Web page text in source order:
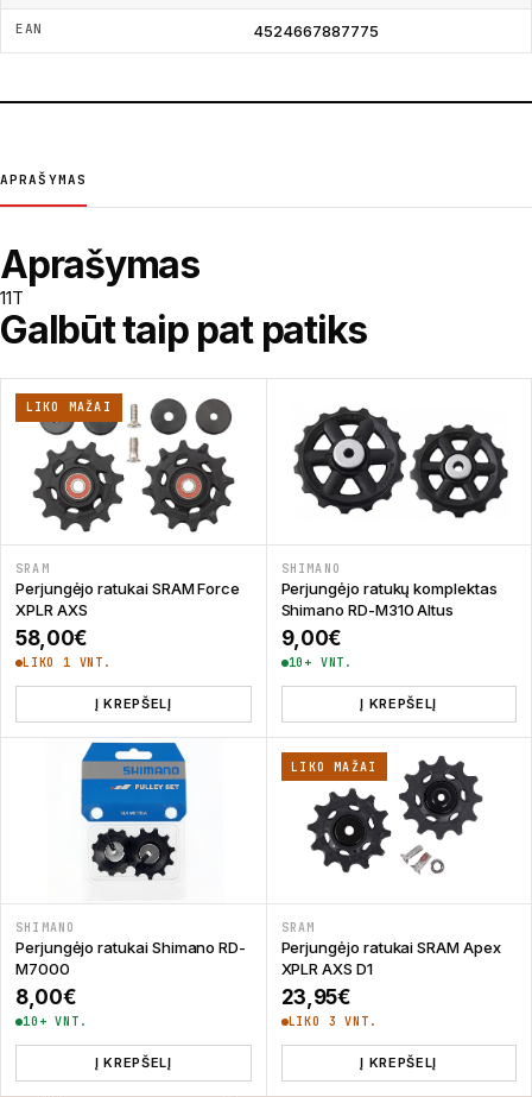
EAN 4524667887775
APRAŠYMAS
Aprašymas
11T
Galbūt taip pat patiks
LIKO MAŽAI
SRAM
Perjungėjo ratukai SRAM Force
XPLR AXS
58,00€
LIKO 1 VNT.
Į KREPŠELĮ
SHIMANO
Perjungėjo ratukų komplektas
Shimano RD-M310 Altus
9,00€
10+ VNT.
Į KREPŠELĮ
SHIMANO
Perjungėjo ratukai Shimano RD-
M7000
8,00€
10+ VNT.
Į KREPŠELĮ
LIKO MAŽAI
SRAM
Perjungėjo ratukai SRAM Apex
XPLR AXS D1
23,95€
LIKO 3 VNT.
Į KREPŠELĮ